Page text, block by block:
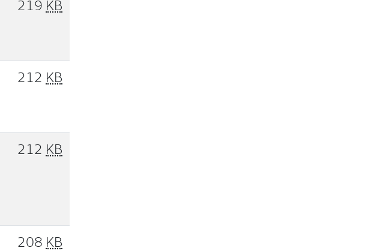
219 KB
212 KB
212 KB
208 KB